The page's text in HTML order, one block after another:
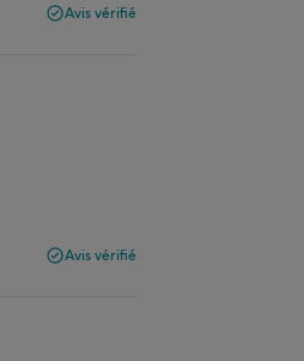
Avis vérifié
Avis vérifié